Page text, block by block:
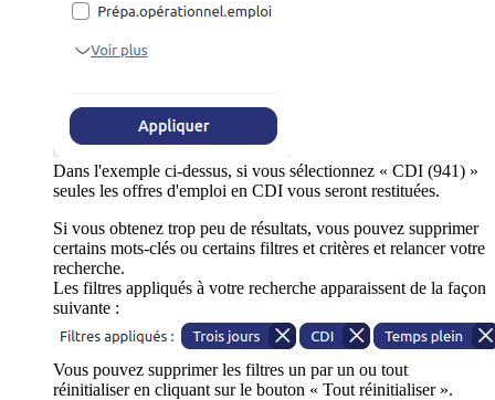
Dans l'exemple ci-dessus, si vous sélectionnez « CDI (941) »
seules les offres d'emploi en CDI vous seront restituées.
Si vous obtenez trop peu de résultats, vous pouvez supprimer
certains mots-clés ou certains filtres et critères et relancer votre
recherche.
Les filtres appliqués à votre recherche apparaissent de la façon
suivante :
Vous pouvez supprimer les filtres un par un ou tout
réinitialiser en cliquant sur le bouton « Tout réinitialiser ».